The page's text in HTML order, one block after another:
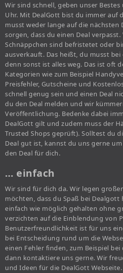
Wir sind schnell, geben unser
Uhr. Mit DealGott bist du immer auf
musst weder lange auf die nächsten
sorgen, dass du einen Deal
Schnäppchen sind befristetet oder
ausverkauft. Das heißt, du musst bei
denn sonst ist alles weg. Das ist oft
Kategorien wie zum Beispiel
Preisfehler, Gutscheine und
schnell genug sein und einen Deal
du den Deal melden und wir
Veröffentlichung. Bedenke dabei
DealGott gilt und zudem muss der
Trusted Shops geprüft). Solltest du
Deal gut ist, kannst du uns gerne
den Deal für dich.
… einfach
Wir sind für dich da. Wir legen
möchten, dass du Spaß bei Dealgott
einfach wie möglich gehalten ohne
verzichten auf die Einblendung von
Benutzerfreundlichkeit ist für uns
bei Entscheidung rund um die
einen Fehler finden, zum Beispiel
dann kontaktiere uns gerne. Wir
und Ideen für die DealGott Webseite.